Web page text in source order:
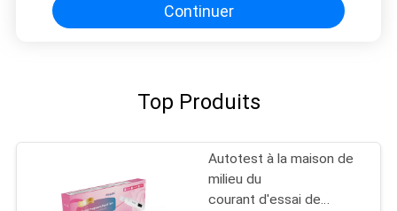
Continuer
Top Produits
Autotest à la maison de
milieu du
courant d'essai de